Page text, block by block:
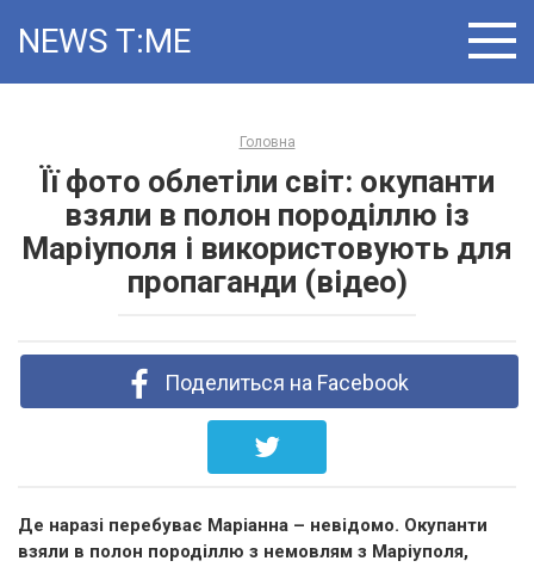
NEWS T ME
Головна
Її фото облетіли світ: окупанти
взяли в полон породіллю із
Маріуполя і використовують для
пропаганди (відео)
Поделиться на Facebook
Де наразі перебуває Маріанна – невідомо. Окупанти
взяли в полон породіллю з немовлям з Маріуполя,